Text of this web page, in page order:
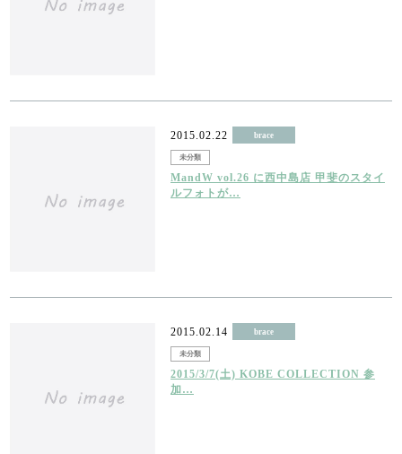
2015.02.22 brace
未分類
MandW vol.26 に西中島店 甲斐のスタイ
ルフォトが…
2015.02.14 brace
未分類
2015/3/7(土) KOBE COLLECTION 参
加…